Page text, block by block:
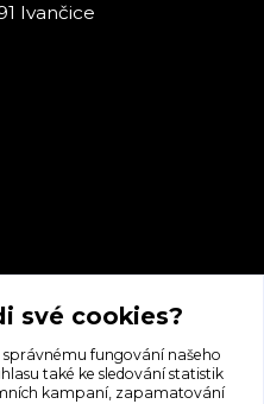
Ivančice
své cookies?
fungování našeho
také ke sledování statistik
kampaní, zapamatování